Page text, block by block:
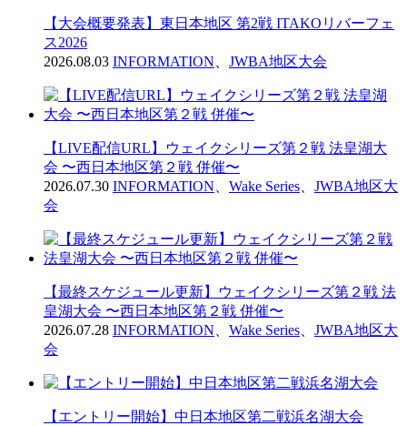
【大会概要発表】東日本地区 第2戦 ITAKOリバーフェ
ス2026
2026.08.03 INFORMATION JWBA地区大会
【LIVE配信URL】ウェイクシリーズ第２戦 法皇湖大
会 〜西日本地区第２戦 併催〜
2026.07.30 INFORMATION Wake Series
JWBA地区大
会
【最終スケジュール更新】ウェイクシリーズ第２戦 法
皇湖大会 〜西日本地区第２戦 併催〜
2026.07.28 INFORMATION Wake Series
JWBA地区大
会
【エントリー開始】中日本地区第二戦浜名湖大会